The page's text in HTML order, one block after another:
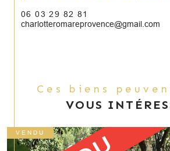
06 03 29 82 81
charlotteromareprovence@gmail.com
Ces biens
VOUS
VENDU